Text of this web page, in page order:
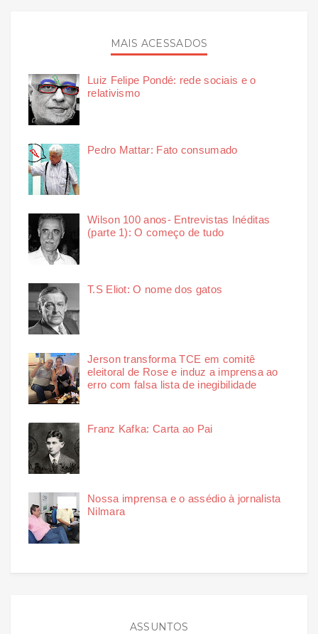
MAIS ACESSADOS
Luiz Felipe Pondé: rede sociais e o
relativismo
Pedro Mattar: Fato consumado
Wilson 100 anos- Entrevistas Inéditas
(parte 1): O começo de tudo
T.S Eliot: O nome dos gatos
Jerson transforma TCE em comitê
eleitoral de Rose e induz a imprensa ao
erro com falsa lista de inegibilidade
Franz Kafka: Carta ao Pai
Nossa imprensa e o assédio à jornalista
Nilmara
ASSUNTOS